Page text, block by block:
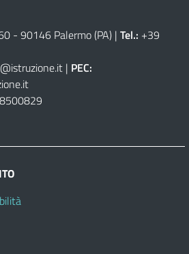
- 90146 Palermo (PA) | Tel.: +39
| PEC: